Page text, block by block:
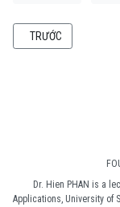
Dr. Hien PHAN is a
Applications, University of
BÀI VIẾT TRƯỚC:
TRƯỚC